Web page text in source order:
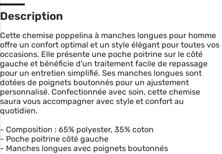
Description
Cette chemise poppelina à manches longues pour homme
offre un confort optimal et un style élégant pour toutes vos
occasions. Elle présente une poche poitrine sur le côté
gauche et bénéficie d'un traitement facile de repassage
pour un entretien simplifié. Ses manches longues sont
dotées de poignets boutonnés pour un ajustement
personnalisé. Confectionnée avec soin, cette chemise
saura vous accompagner avec style et confort au
quotidien.
- Composition : 65% polyester, 35% coton
- Poche poitrine côté gauche
- Manches longues avec poignets boutonnés